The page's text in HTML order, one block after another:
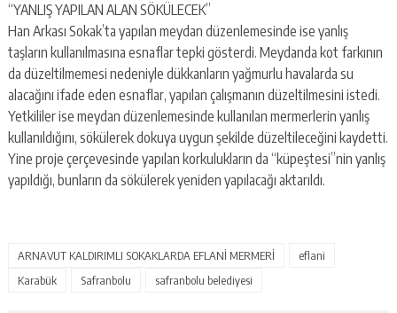
“YANLIŞ YAPILAN ALAN SÖKÜLECEK”
Han Arkası Sokak’ta yapılan meydan düzenlemesinde ise yanlış
taşların kullanılmasına esnaflar tepki gösterdi. Meydanda kot farkının
da düzeltilmemesi nedeniyle dükkanların yağmurlu havalarda su
alacağını ifade eden esnaflar, yapılan çalışmanın düzeltilmesini istedi.
Yetkililer ise meydan düzenlemesinde kullanılan mermerlerin yanlış
kullanıldığını, sökülerek dokuya uygun şekilde düzeltileceğini kaydetti.
Yine proje çerçevesinde yapılan korkulukların da “küpeştesi”nin yanlış
yapıldığı, bunların da sökülerek yeniden yapılacağı aktarıldı.
ARNAVUT KALDIRIMLI SOKAKLARDA EFLANİ MERMERİ
eflani
Karabük
Safranbolu safranbolu belediyesi